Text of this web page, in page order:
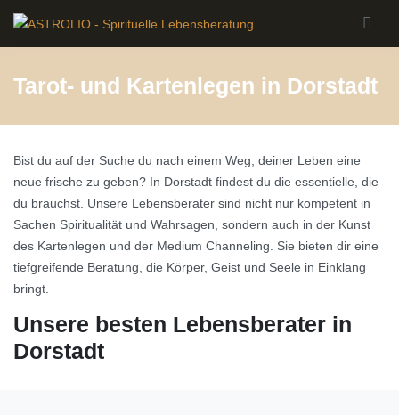
Tarot- und Kartenlegen in Dorstadt
Bist du auf der Suche du nach einem Weg, deiner Leben eine
neue frische zu geben? In Dorstadt findest du die essentielle, die
du brauchst. Unsere Lebensberater sind nicht nur kompetent in
Sachen Spiritualität und Wahrsagen, sondern auch in der Kunst
des Kartenlegen und der Medium Channeling. Sie bieten dir eine
tiefgreifende Beratung, die Körper, Geist und Seele in Einklang
bringt.
Unsere besten Lebensberater in
Dorstadt